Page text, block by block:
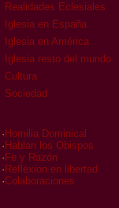
Realidades Eclesiales
Iglesia en España
Iglesia en América
Iglesia resto del mundo
Cultura
Sociedad
· Homilia Dominical
· Hablan los Obispos
· Fe y Razón
· Reflexion en libertad
·Colaboraciones